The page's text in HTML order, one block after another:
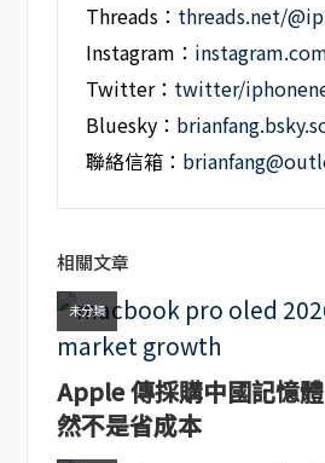
Threads： threads.net/
Instagram：
Twitter： twitter/
Bluesky：
聯絡信箱：
相關文章
未分類
Apple 傳採購中國記憶
然不是省成本